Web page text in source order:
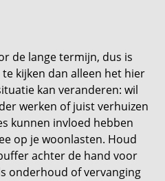
de lange termijn, dus is
kijken dan alleen het hier
kan veranderen: wil
werken of juist verhuizen
kunnen invloed hebben
op je woonlasten. Houd
achter de hand voor
onderhoud of vervanging